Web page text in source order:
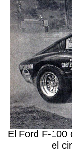
El Ford F-100
el